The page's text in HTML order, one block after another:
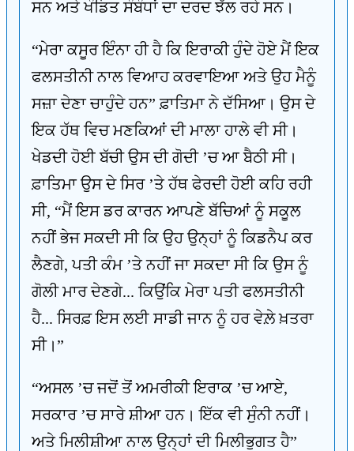
ਸਨ ਅਤੇ ਖੰਡਿਤ ਸੰਬੰਧਾਂ ਦਾ ਦਰਦ ਝੱਲ ਰਹੇ ਸਨ।
“ਮੇਰਾ ਕਸੂਰ ਇੰਨਾ ਹੀ ਹੈ ਕਿ ਇਰਾਕੀ ਹੁੰਦੇ ਹੋਏ ਮੈਂ ਇਕ
ਫਲਸਤੀਨੀ ਨਾਲ ਵਿਆਹ ਕਰਵਾਇਆ ਅਤੇ ਉਹ ਮੈਨੂੰ
ਸਜ਼ਾ ਦੇਣਾ ਚਾਹੁੰਦੇ ਹਨ” ਫ਼ਾਤਿਮਾ ਨੇ ਦੱਸਿਆ। ਉਸ ਦੇ
ਇਕ ਹੱਥ ਵਿਚ ਮਣਕਿਆਂ ਦੀ ਮਾਲਾ ਹਾਲੇ ਵੀ ਸੀ।
ਖੇਡਦੀ ਹੋਈ ਬੱਚੀ ਉਸ ਦੀ ਗੋਦੀ ’ਚ ਆ ਬੈਠੀ ਸੀ।
ਫ਼ਾਤਿਮਾ ਉਸ ਦੇ ਸਿਰ ’ਤੇ ਹੱਥ ਫੇਰਦੀ ਹੋਈ ਕਹਿ ਰਹੀ
ਸੀ, “ਮੈਂ ਇਸ ਡਰ ਕਾਰਨ ਆਪਣੇ ਬੱਚਿਆਂ ਨੂੰ ਸਕੂਲ
ਨਹੀਂ ਭੇਜ ਸਕਦੀ ਸੀ ਕਿ ਉਹ ਉਨ੍ਹਾਂ ਨੂੰ ਕਿਡਨੈਪ ਕਰ
ਲੈਣਗੇ, ਪਤੀ ਕੰਮ ’ਤੇ ਨਹੀਂ ਜਾ ਸਕਦਾ ਸੀ ਕਿ ਉਸ ਨੂੰ
ਗੋਲੀ ਮਾਰ ਦੇਣਗੇ... ਕਿਉਂਕਿ ਮੇਰਾ ਪਤੀ ਫਲਸਤੀਨੀ
ਹੈ... ਸਿਰਫ਼ ਇਸ ਲਈ ਸਾਡੀ ਜਾਨ ਨੂੰ ਹਰ ਵੇਲ਼ੇ ਖ਼ਤਰਾ
ਸੀ।”
“ਅਸਲ ’ਚ ਜਦੋਂ ਤੋਂ ਅਮਰੀਕੀ ਇਰਾਕ ’ਚ ਆਏ,
ਸਰਕਾਰ ’ਚ ਸਾਰੇ ਸ਼ੀਆ ਹਨ। ਇੱਕ ਵੀ ਸੁੰਨੀ ਨਹੀਂ।
ਅਤੇ ਮਿਲੀਸ਼ੀਆ ਨਾਲ ਉਨ੍ਹਾਂ ਦੀ ਮਿਲੀਭੁਗਤ ਹੈ”